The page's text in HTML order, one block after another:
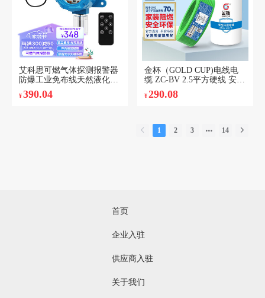
艾科思可燃气体探测报警器
防爆工业免布线天然液化气
煤气油漆房检测仪
¥390.04
金杯（GOLD CUP)电线电
缆 ZC-BV 2.5平方硬线 安全
环保家装阻燃铜芯硬线 绿色
100米
¥290.08
1 2 3 14
首页
企业入驻
供应商入驻
关于我们